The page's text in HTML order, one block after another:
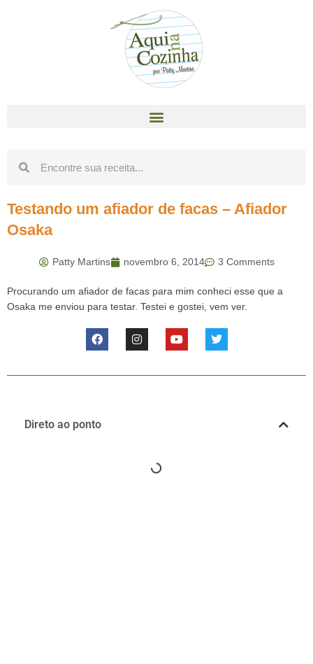
Testando um afiador de facas – Afiador
Osaka
Patty Martins novembro 6, 2014 3 Comments
Procurando um afiador de facas para mim conheci esse que a
Osaka me enviou para testar. Testei e gostei, vem ver.
Direto ao ponto